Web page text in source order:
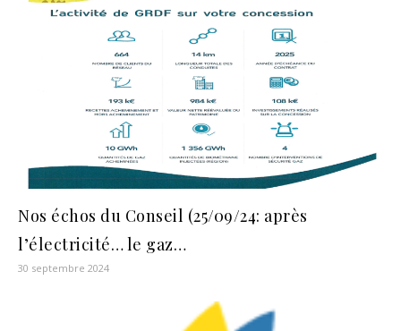
Nos échos du Conseil (25/09/24: après
l’électricité… le gaz…
30 septembre 2024